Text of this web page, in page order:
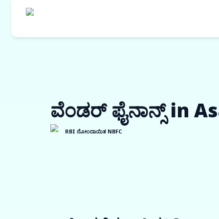
ವೆಂಡರ್ ಫೈನಾನ್ಸ್ in
RBI ನೋಂದಾಯಿತ NBFC